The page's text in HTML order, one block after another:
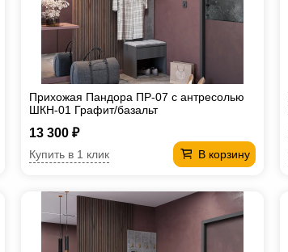
Прихожая Пандора ПР-07 с антресолью
ШКН-01 Графит/базальт
13 300 ₽
В корзину
Купить в 1 клик